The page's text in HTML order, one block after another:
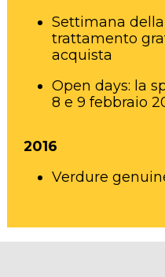
Settimana
trattamento
acquista
Open days: la
8 e 9 febbraio
2016
Verdure